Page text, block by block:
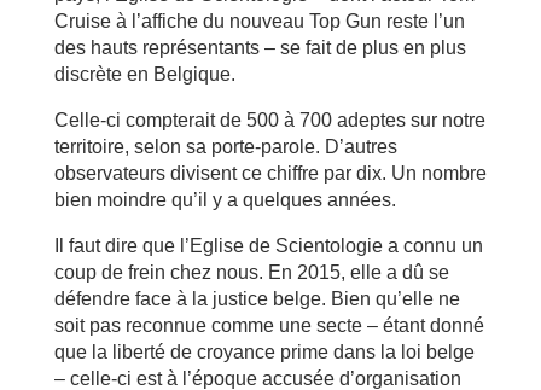
Cruise à l’affiche du nouveau Top Gun reste l’un
des hauts représentants – se fait de plus en plus
discrète en Belgique.
Celle-ci compterait de 500 à 700 adeptes sur notre
territoire, selon sa porte-parole. D’autres
observateurs divisent ce chiffre par dix. Un nombre
bien moindre qu’il y a quelques années.
Il faut dire que l’Eglise de Scientologie a connu un
coup de frein chez nous. En 2015, elle a dû se
défendre face à la justice belge. Bien qu’elle ne
soit pas reconnue comme une secte – étant donné
que la liberté de croyance prime dans la loi belge
– celle-ci est à l’époque accusée d’organisation